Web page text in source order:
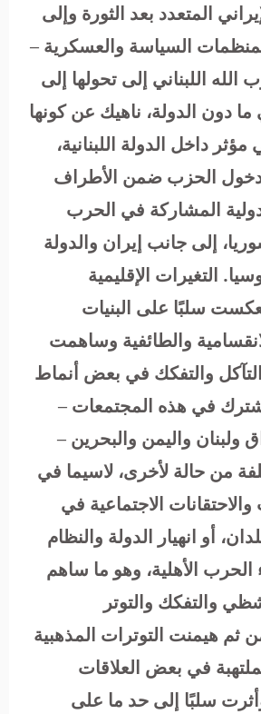
المتعدد بعد الثورة وإلى
السياسة والعسكرية –
الله اللبناني إلى تحولها إلى
دون الدولة، ناهيك عن كونها
داخل الدولة اللبنانية،
الحزب ضمن الأطراف
المشاركة في الحرب
إلى جانب إيران والدولة
التغيرات الإقليمية
سلبًا على البنيات
والطائفية وساهمت
والتفكك في بعض أنماط
في هذه المجتمعات –
ولبنان واليمن والبحرين –
من حالة لأخرى، لاسيما في
الاجتماعية في
أو انهيار الدولة والنظام
الحرب الأهلية، وهو ما ساهم
والتفكك والتوتر
ثم هيمنت التوترات المذهبية
في بعض العلاقات
وأثرت سلبًا إلى حد ما على